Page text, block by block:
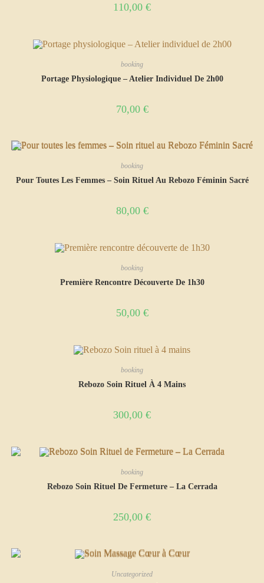
110,00 €
booking
Portage Physiologique – Atelier Individuel De 2h00
70,00 €
booking
Pour Toutes Les Femmes – Soin Rituel Au Rebozo Féminin Sacré
80,00 €
booking
Première Rencontre Découverte De 1h30
50,00 €
booking
Rebozo Soin Rituel À 4 Mains
300,00 €
booking
Rebozo Soin Rituel De Fermeture – La Cerrada
250,00 €
Uncategorized